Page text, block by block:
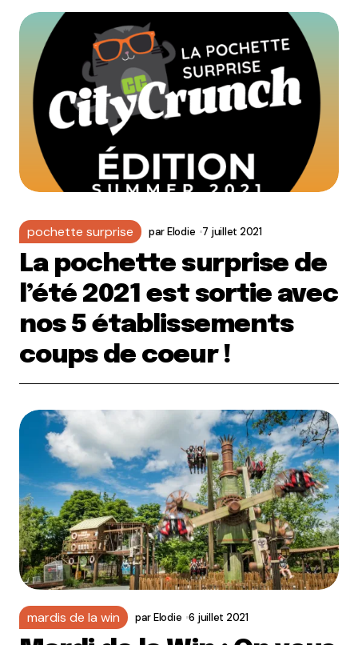
pochette surprise parElodie 7 juillet 2021
La pochette surprise de
l’été 2021 est sortie avec
nos 5 établissements
coups de coeur !
mardis de la win parElodie 6 juillet 2021